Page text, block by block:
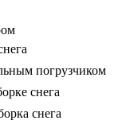
погрузчиком
снега
снега